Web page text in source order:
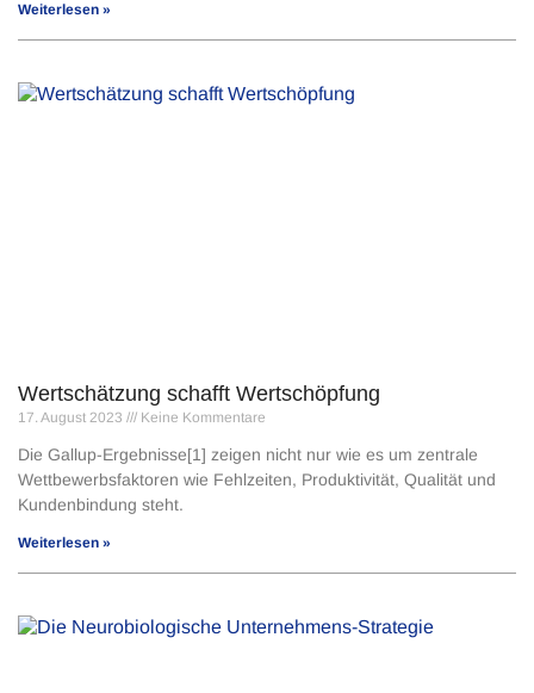
Weiterlesen »
Wertschätzung schafft Wertschöpfung
17. August 2023 Keine Kommentare
Die Gallup-Ergebnisse[1] zeigen nicht nur wie es um zentrale
Wettbewerbsfaktoren wie Fehlzeiten, Produktivität, Qualität und
Kundenbindung steht.
Weiterlesen »